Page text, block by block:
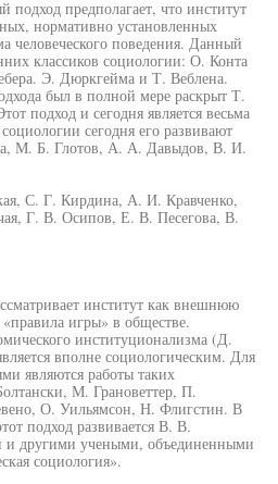
предполагает, что институт
нормативно установленных
человеческого поведения. Данный
классиков социологии: О. Конта
Э. Дюркгейма и Т. Веблена.
был в полной мере раскрыт Т.
подход и сегодня является весьма
сегодня его развивают
М. Б. Глотов, А. А. Давыдов, В. И.
С. Г. Кирдина, А. И. Кравченко,
Г. В. Осипов, Е. В. Песегова, В.
институт как внешнюю
игры» в обществе.
институционализма (Д.
вполне социологическим. Для
являются работы таких
М. Грановеттер, П.
О. Уильямсон, Н. Флигстин. В
подход развивается В. В.
другими учеными, объединенными
социология».